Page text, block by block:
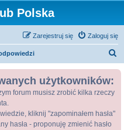
Polska
Zaloguj się
Zarejestruj się
użytkowników:
forum musisz zrobić kilka rzeczy
kliknij "zapominałem hasła"
hasła - proponuję zmienić hasło